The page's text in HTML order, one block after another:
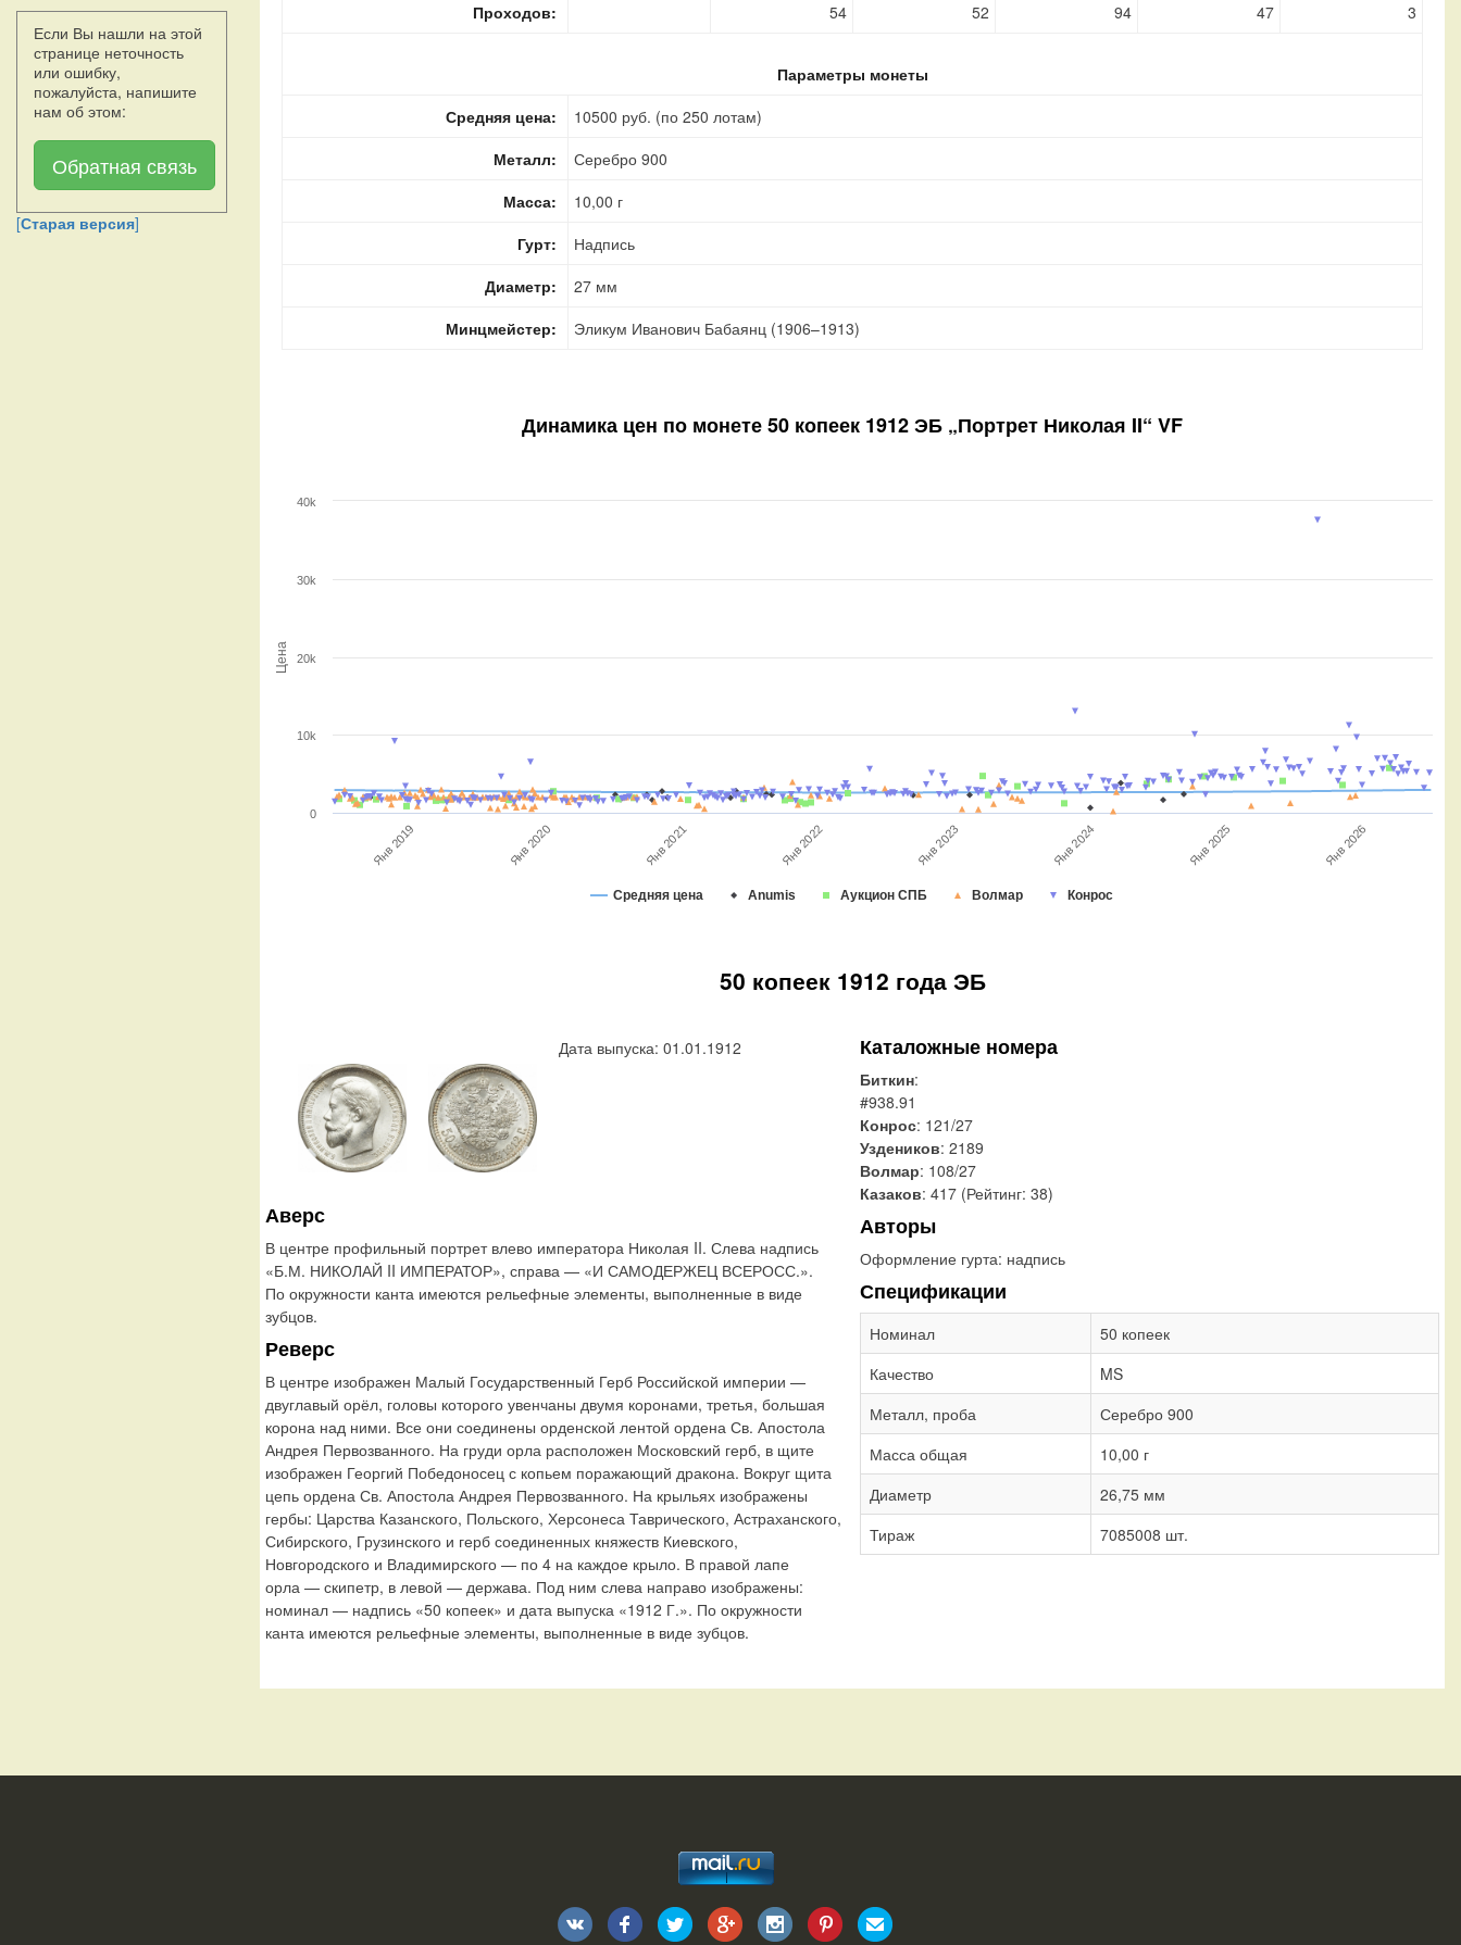
Если Вы нашли на этой
странице неточность
или ошибку,
пожалуйста, напишите
нам об этом:
Обратная связь
[Старая версия]
Проходов:
54 52 94 47 3
Параметры монеты
Средняя цена:
10500 руб. (по 250 лотам)
Металл:
Серебро 900
Масса:
10,00 г
Гурт:
Надпись
Диаметр:
27 мм
Минцмейстер:
Эликум Иванович Бабаянц (1906–1913)
Динамика цен по монете50 копеек 1912 ЭБ „Портрет Николая II“ VF
Цена
Средняя цена Anumis Аукцион СПБ Волмар Конрос
Янв 2019 Янв 2020 Янв 2021 Янв 2022 Янв 2023 Янв 2024 Янв 2025 Янв 2026
0
10k
20k
30k
40k
50 копеек 1912 года ЭБ
Дата выпуска: 01.01.1912
Аверс
В центре профильный портрет влево императора Николая II. Слева надпись
«Б.М. НИКОЛАЙ II ИМПЕРАТОР», справа — «И САМОДЕРЖЕЦ ВСЕРОСС.».
По окружности канта имеются рельефные элементы, выполненные в виде
зубцов.
Реверс
В центре изображен Малый Государственный Герб Российской империи —
двуглавый орёл, головы которого увенчаны двумя коронами, третья, большая
корона над ними. Все они соединены орденской лентой ордена Св. Апостола
Андрея Первозванного. На груди орла расположен Московский герб, в щите
изображен Георгий Победоносец с копьем поражающий дракона. Вокруг щита
цепь ордена Св. Апостола Андрея Первозванного. На крыльях изображены
гербы: Царства Казанского, Польского, Херсонеса Таврического, Астраханского,
Сибирского, Грузинского и герб соединенных княжеств Киевского,
Новгородского и Владимирского — по 4 на каждое крыло. В правой лапе
орла — скипетр, в левой — держава. Под ним слева направо изображены:
номинал — надпись «50 копеек» и дата выпуска «1912 Г.». По окружности
канта имеются рельефные элементы, выполненные в виде зубцов.
Каталожные номера
Биткин:
#938.91
Конрос: 121/27
Уздеников: 2189
Волмар: 108/27
Казаков: 417 (Рейтинг: 38)
Авторы
Оформление гурта: надпись
Спецификации
Номинал
50 копеек
Качество
MS
Металл, проба
Серебро 900
Масса общая
10,00 г
Диаметр
26,75 мм
Тираж
7085008 шт.